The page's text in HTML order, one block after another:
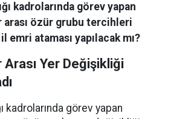
kadrolarında görev yapan
özür grubu tercihleri
emri ataması yapılacak mı?
Arası Yer Değişikliği
kadrolarında görev yapan